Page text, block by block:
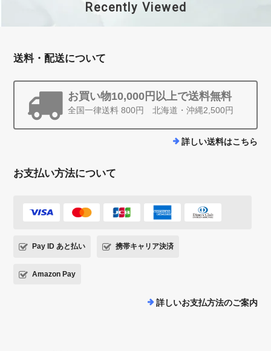
Recently Viewed
送料・配送について
お買い物10,000円以上で送料無料
全国一律送料 800円 北海道・沖縄2,500円
詳しい送料はこちら
お支払い方法について
Pay ID あと払い 携帯キャリア決済
Amazon Pay
詳しいお支払方法のご案内